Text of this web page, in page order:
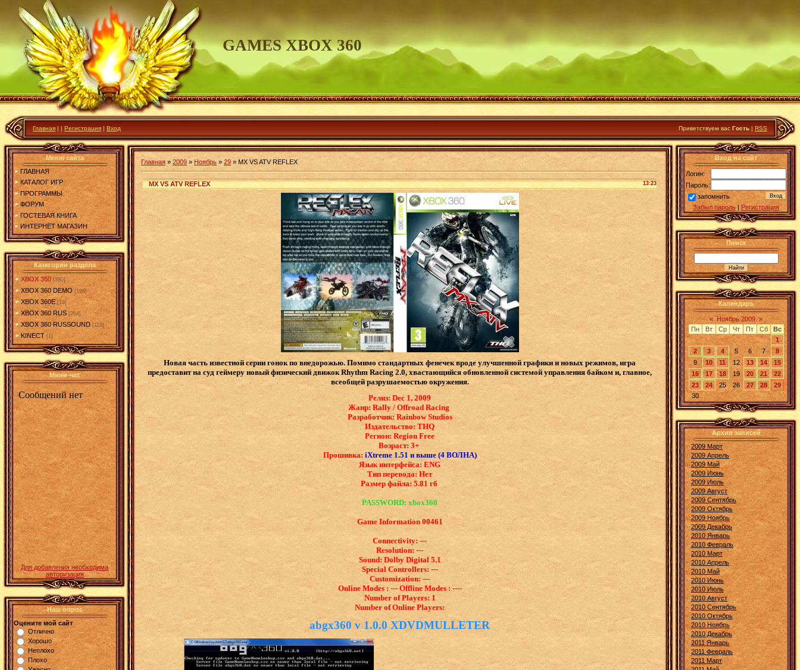
GAMES XBOX 360
Главная | | Регистрация | Вход Приветствуем вас Гость | RSS
Меню сайта
ГЛАВНАЯ
КАТАЛОГ ИГР
ПРОГРАММЫ
ФОРУМ
ГОСТЕВАЯ КНИГА
ИНТЕРНЕТ МАГАЗИН
Категории раздела
XBOX 360 [380]
XBOX 360 DEMO [198]
XBOX 360E [13]
XBOX 360 RUS [264]
XBOX 360 RUSSOUND [113]
KINECT [1]
Мини-чат
Для добавления необходима
авторизация
Наш опрос
Оцените мой сайт
Отлично
Хорошо
Неплохо
Плохо
Главная » 2009 » Ноябрь » 29 » MX VS ATV REFLEX
13:23
MX VS ATV REFLEX
Hовaя часть известной серии гонок по внедорожью. Помимо стандартных фенечек вроде улучшенной графики и новых режимов, игра
предоставит на суд геймеру новый физический движок Rhythm Racing 2.0, хвастающийся обновленной системой управления байком и, главное,
всеобщей разрушаемостью окружения.
Релиз: Dec 1, 2009
Жанр: Rally / Offroad Racing
Разработчик: Rainbow Studios
Издательство: THQ
Регион: Region Free
Возраст: 3+
Прошивка: iXtreme 1.51 и выше (4 ВОЛНА)
Язык интерфейса: ​ENG
Тип перевода: Нет
Размер файла: 5.81 гб
PASSWORD: xbox360
Game Information 00461
Connectivity: ---
Resolution: ---
Sound: Dolby Digital 5.1
Special Controllers: ---
Customization: ---
Online Modes : --- Offline Modes : ----
Number of Players: 1
Number of Online Players:
abgx360 v 1.0.0 XDVDMULLETER
Вход на сайт
Логин:
Пароль:
запомнить
Забыл пароль | Регистрация
Поиск
Календарь
« Ноябрь 2009 »
Пн
Вт Ср Чт Пт Сб
Вс
1
2
3 4 5 6 7
8
9
10 11 12 13 14
15
16
17 18 19 20 21
22
23
24 25 26 27 28
29
30
Архив записей
2009 Март
2009 Апрель
2009 Май
2009 Июнь
2009 Июль
2009 Август
2009 Сентябрь
2009 Октябрь
2009 Ноябрь
2009 Декабрь
2010 Январь
2010 Февраль
2010 Март
2010 Апрель
2010 Май
2010 Июнь
2010 Июль
2010 Август
2010 Сентябрь
2010 Октябрь
2010 Ноябрь
2010 Декабрь
2011 Январь
2011 Февраль
2011 Март